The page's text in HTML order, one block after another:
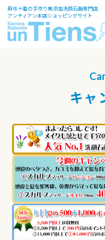
麻布十番の手作り無添加洗顔石鹸専門店
アンティアン本店ショッピングサイト
キャ